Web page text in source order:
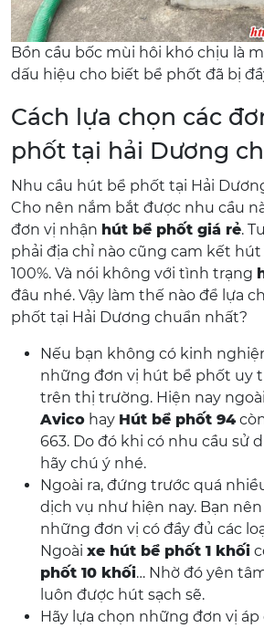
Bồn cầu bốc mùi hôi khó chịu là
dấu hiệu cho biết bể phốt đã bị
Cách lựa chọn các
phốt tại hải Dương
Nhu cầu hút bể phốt tại Hải
Cho nên nắm bắt được nhu cầu
đơn vị nhận hút bể phốt giá rẻ.
phải địa chỉ nào cũng cam kết
100%. Và nói không với tình trạng
đâu nhé. Vậy làm thế nào để lựa
phốt tại Hải Dương chuẩn nhất?
Nếu bạn không có kinh
những đơn vị hút bể phốt uy
trên thị trường. Hiện nay ngoài
Avico hay Hút bể phốt 94
663. Do đó khi có nhu cầu sử
hãy chú ý nhé.
Ngoài ra, đứng trước quá
dịch vụ như hiện nay. Bạn
những đơn vị có đầy đủ các
Ngoài xe hút bể phốt 1 khối
phốt 10 khối… Nhờ đó yên
luôn được hút sạch sẽ.
Hãy lựa chọn những đơn vị